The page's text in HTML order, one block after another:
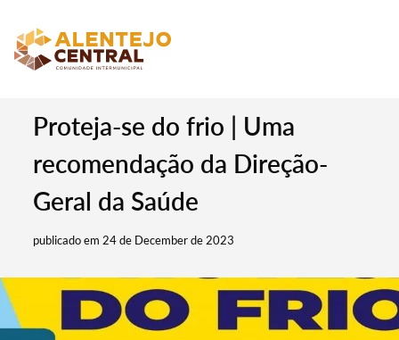
Proteja-se do frio | Uma
recomendação da Direção-
Geral da Saúde
publicado em 24 de December de 2023